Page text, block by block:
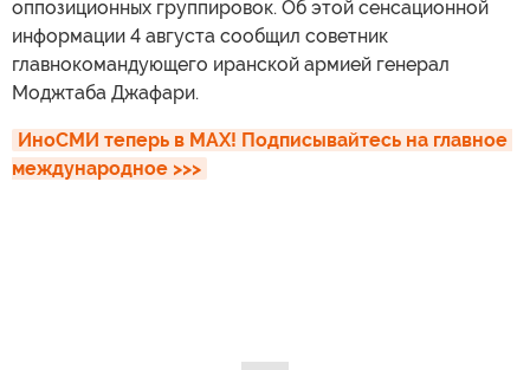
оппозиционных группировок. Об этой сенсационной
информации 4 августа сообщил советник
главнокомандующего иранской армией генерал
Моджтаба Джафари.
ИноСМИ теперь в MAX! Подписывайтесь на главное
международное >>>